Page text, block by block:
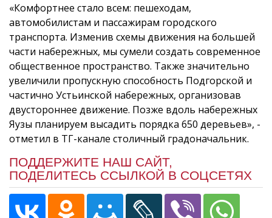
«Комфортнее стало всем: пешеходам,
автомобилистам и пассажирам городского
транспорта. Изменив схемы движения на большей
части набережных, мы сумели создать современное
общественное пространство. Также значительно
увеличили пропускную способность Подгорской и
частично Устьинской набережных, организовав
двустороннее движение. Позже вдоль набережных
Яузы планируем высадить порядка 650 деревьев», -
отметил в ТГ-канале столичный градоначальник.
ПОДДЕРЖИТЕ НАШ САЙТ,
ПОДЕЛИТЕСЬ ССЫЛКОЙ В СОЦСЕТЯХ